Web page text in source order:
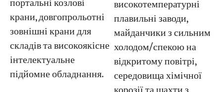
портальні козлові
крани, довгопрольотні
зовнішні крани для
складів та високоякісне
інтелектуальне
підйомне обладнання.
високотемпературні
плавильні заводи,
майданчики з сильним
холодом/спекою на
відкритому повітрі,
середовища хімічної